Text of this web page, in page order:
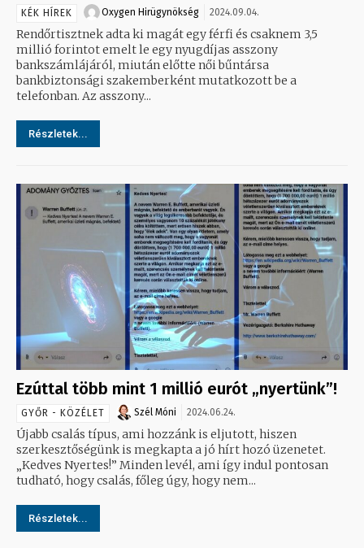
KÉK HÍREK Oxygen Hirügynökség 2024.09.04.
Rendőrtisztnek adta ki magát egy férfi és csaknem 3,5
millió forintot emelt le egy nyugdíjas asszony
bankszámlájáról, miután előtte női bűntársa
bankbiztonsági szakemberként mutatkozott be a
telefonban. Az asszony...
Részletek...
Ezúttal több mint 1 millió eurót „nyertünk”!
GYŐR - KÖZÉLET Szél Móni 2024.06.24.
Újabb csalás típus, ami hozzánk is eljutott, hiszen
szerkesztőségünk is megkapta a jó hírt hozó üzenetet.
„Kedves Nyertes!” Minden levél, ami így indul pontosan
tudható, hogy csalás, főleg úgy, hogy nem...
Részletek...